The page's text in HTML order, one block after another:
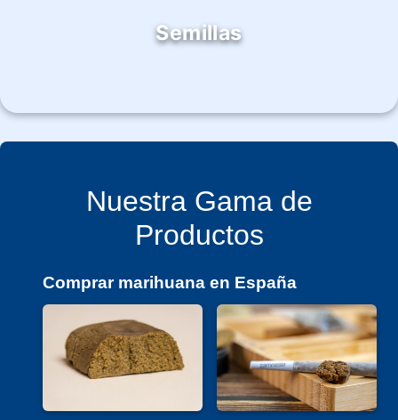
Semillas
Nuestra Gama de
Productos
Comprar marihuana en España